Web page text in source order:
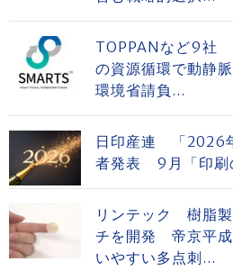
TOPPANなど9社
の資源循環で動静
環境省請負...
日印産連 「2026
者発表 9月「印刷
リンテック 樹脂
チを開発 帝京平成
いやすい多点刺...